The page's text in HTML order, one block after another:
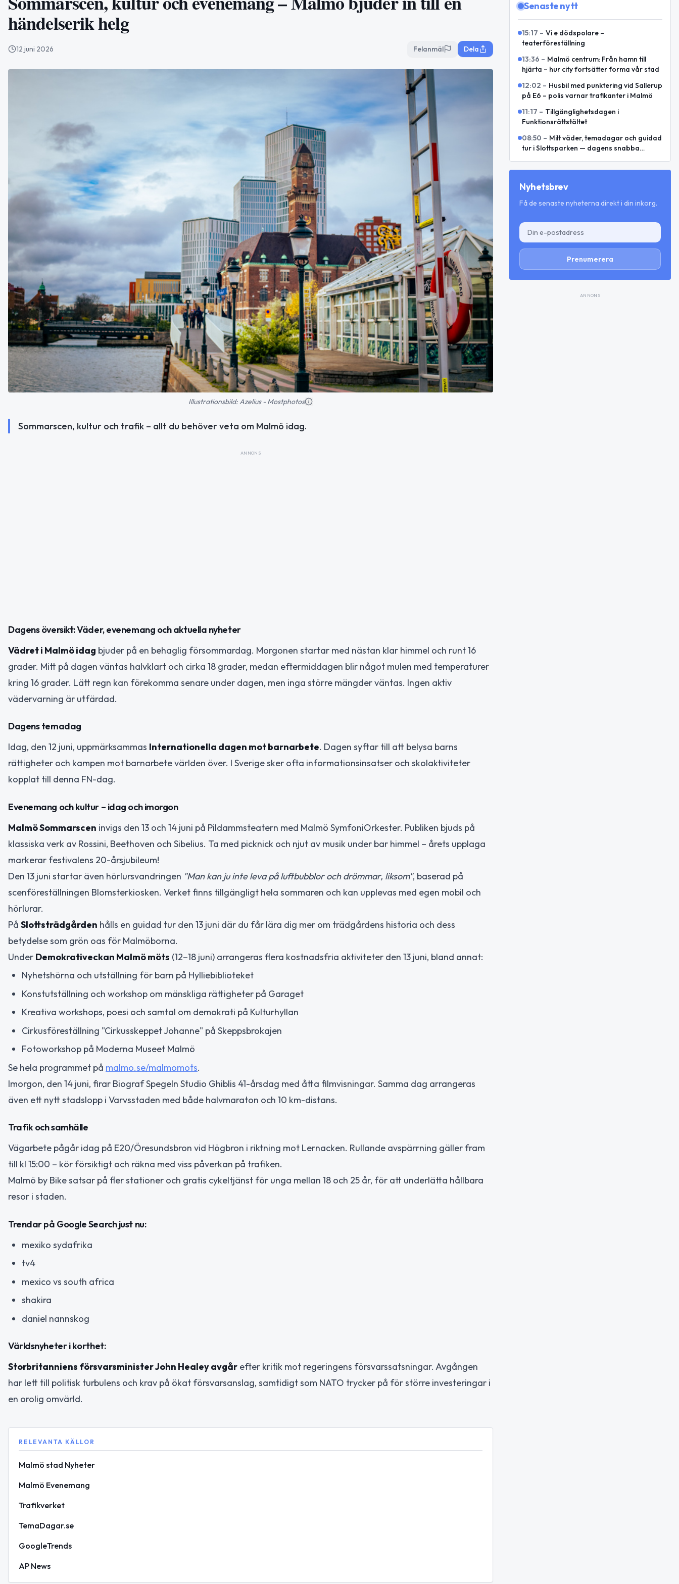
händelserik helg
12 juni 2026 Felanmäl Dela
Illustrationsbild: Azelius - Mostphotos
Sommarscen, kultur och trafik – allt du behöver veta om Malmö idag.
ANNONS
Dagens översikt: Väder, evenemang och aktuella nyheter
Vädret i Malmö idag bjuder på en behaglig försommardag. Morgonen startar med nästan klar himmel och runt 16
grader. Mitt på dagen väntas halvklart och cirka 18 grader, medan eftermiddagen blir något mulen med temperaturer
kring 16 grader. Lätt regn kan förekomma senare under dagen, men inga större mängder väntas. Ingen aktiv
vädervarning är utfärdad.
Dagens temadag
Idag, den 12 juni, uppmärksammas Internationella dagen mot barnarbete. Dagen syftar till att belysa barns
rättigheter och kampen mot barnarbete världen över. I Sverige sker ofta informationsinsatser och skolaktiviteter
kopplat till denna FN-dag.
Evenemang och kultur – idag och imorgon
Malmö Sommarscen invigs den 13 och 14 juni på Pildammsteatern med Malmö SymfoniOrkester. Publiken bjuds på
klassiska verk av Rossini, Beethoven och Sibelius. Ta med picknick och njut av musik under bar himmel – årets upplaga
markerar festivalens 20-årsjubileum!
Den 13 juni startar även hörlursvandringen "Man kan ju inte leva på luftbubblor och drömmar, liksom", baserad på
scenföreställningen Blomsterkiosken. Verket finns tillgängligt hela sommaren och kan upplevas med egen mobil och
hörlurar.
På Slottsträdgården hålls en guidad tur den 13 juni där du får lära dig mer om trädgårdens historia och dess
betydelse som grön oas för Malmöborna.
Under Demokrativeckan Malmö möts (12–18 juni) arrangeras flera kostnadsfria aktiviteter den 13 juni, bland annat:
Nyhetshörna och utställning för barn på Hylliebiblioteket
Konstutställning och workshop om mänskliga rättigheter på Garaget
Kreativa workshops, poesi och samtal om demokrati på Kulturhyllan
Cirkusföreställning "Cirkusskeppet Johanne" på Skeppsbrokajen
Fotoworkshop på Moderna Museet Malmö
Se hela programmet på malmo.se/malmomots.
Imorgon, den 14 juni, firar Biograf Spegeln Studio Ghiblis 41-årsdag med åtta filmvisningar. Samma dag arrangeras
även ett nytt stadslopp i Varvsstaden med både halvmaraton och 10 km-distans.
Trafik och samhälle
Vägarbete pågår idag på E20/Öresundsbron vid Högbron i riktning mot Lernacken. Rullande avspärrning gäller fram
till kl 15:00 – kör försiktigt och räkna med viss påverkan på trafiken.
Malmö by Bike satsar på fler stationer och gratis cykeltjänst för unga mellan 18 och 25 år, för att underlätta hållbara
resor i staden.
Trendar på Google Search just nu:
mexiko sydafrika
tv4
mexico vs south africa
shakira
daniel nannskog
Världsnyheter i korthet:
Storbritanniens försvarsminister John Healey avgår efter kritik mot regeringens försvarssatsningar. Avgången
har lett till politisk turbulens och krav på ökat försvarsanslag, samtidigt som NATO trycker på för större investeringar i
en orolig omvärld.
RELEVANTA KÄLLOR
Malmö stad Nyheter
Malmö Evenemang
Trafikverket
TemaDagar.se
GoogleTrends
AP News
Senaste nytt
15:17 – Vi e dödspolare –
teaterföreställning
13:36 – Malmö centrum: Från hamn till
hjärta – hur city fortsätter forma vår stad
12:02 – Husbil med punktering vid Sallerup
på E6 – polis varnar trafikanter i Malmö
11:17 – Tillgänglighetsdagen i
Funktionsrättstältet
08:50 – Milt väder, temadagar och guidad
tur i Slottsparken — dagens snabba
Nyhetsbrev
Få de senaste nyheterna direkt i din inkorg.
Prenumerera
ANNONS